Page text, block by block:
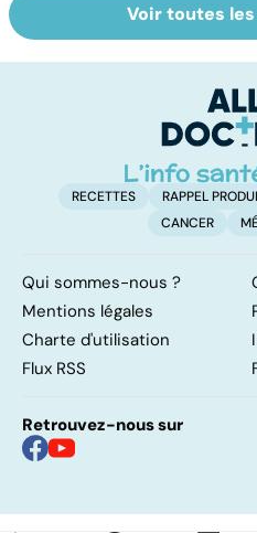
Troubles anxieux,
une anxiété
Voir toutes
RECETTES RAPPEL
CANCER
Qui sommes-nous ?
Mentions légales
Charte d'utilisation
Flux RSS
Retrouvez-nous sur